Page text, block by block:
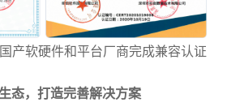
产软硬件和平台厂商完成兼容认证
态，打造完善解决方案